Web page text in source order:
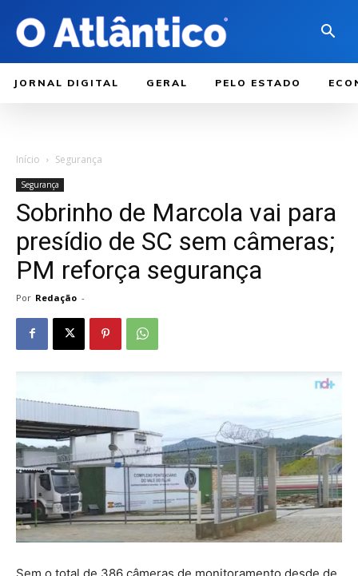
JORNAL DIGITAL GERAL PELO ESTADO
Início Segurança
Segurança
Sobrinho de Marcola vai para
presídio de SC sem câmeras;
PM reforça segurança
Por Redação -